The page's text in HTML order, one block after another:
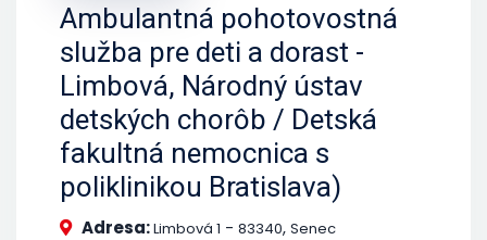
Ambulantná pohotovostná
služba pre deti a dorast -
Limbová, Národný ústav
detských chorôb / Detská
fakultná nemocnica s
poliklinikou Bratislava)
Adresa:Limbová 1 - 83340, Senec